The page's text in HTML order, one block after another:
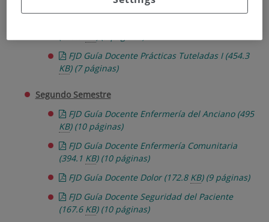
(11 páginas)
FJD Guía Docente Prácticas Tuteladas I(454.3
KB)(7 páginas)
Segundo Semestre
FJD Guía Docente Enfermería del Anciano(495
KB)(10 páginas)
FJD Guía Docente Enfermería Comunitaria
(394.1 KB)(10 páginas)
FJD Guía Docente Dolor(172.8 KB)(9 páginas)
FJD Guía Docente Seguridad del Paciente
(167.6 KB)(10 páginas)